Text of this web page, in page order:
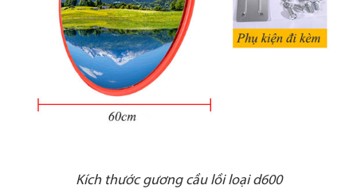
Kích thước gương cầu lồi loại d600